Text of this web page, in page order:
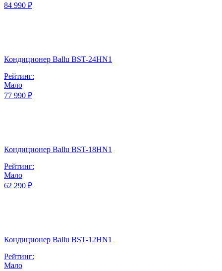
84 990 ₽
Кондиционер Ballu BST-24HN1
Рейтинг:
Мало
77 990 ₽
Кондиционер Ballu BST-18HN1
Рейтинг:
Мало
62 290 ₽
Кондиционер Ballu BST-12HN1
Рейтинг:
Мало